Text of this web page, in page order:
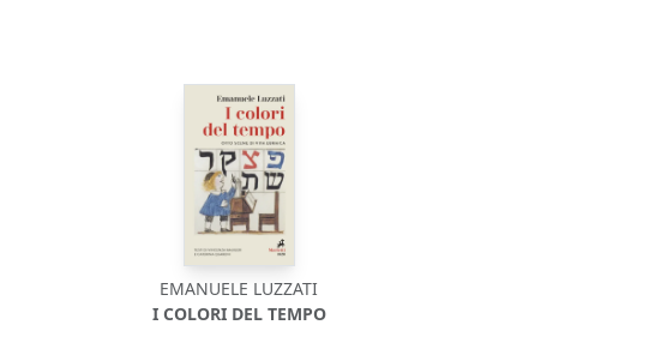
EMANUELE LUZZATI
I COLORI DEL TEMPO